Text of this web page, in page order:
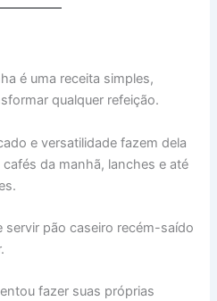
é uma receita simples,
qualquer refeição.
e versatilidade fazem dela
cafés da manhã, lanches e até
servir pão caseiro recém-saído
fazer suas próprias